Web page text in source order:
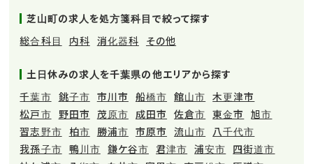
芝山町の求人を処方箋科目で絞って探す
総合科目
内科 消化器科 その他
土日休みの求人を千葉県の他エリアから探す
千葉市
銚子市 市川市 船橋市 館山市
木更津市
松戸市
野田市 茂原市 成田市 佐倉市 東金市
旭市
習志野市
柏市 勝浦市 市原市 流山市
八千代市
我孫子市
鴨川市 鎌ケ谷市 君津市 浦安市
四街道市